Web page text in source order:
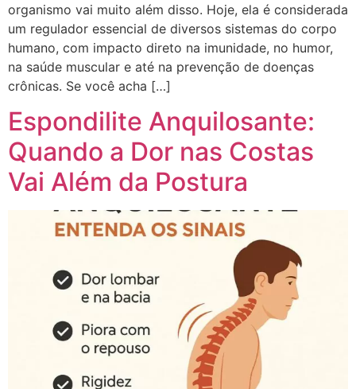
organismo vai muito além disso. Hoje, ela é considerada
um regulador essencial de diversos sistemas do corpo
humano, com impacto direto na imunidade, no humor,
na saúde muscular e até na prevenção de doenças
crônicas. Se você acha […]
Espondilite Anquilosante:
Quando a Dor nas Costas
Vai Além da Postura